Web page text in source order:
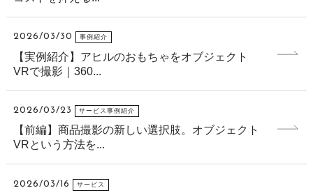
2026/03/30 事例紹介
【実例紹介】アヒルのおもちゃをオブジェクト
VRで撮影｜360...
2026/03/23 サービス事例紹介
【前編】商品撮影の新しい選択肢。オブジェクト
VRという方法を...
2026/03/16 サービス